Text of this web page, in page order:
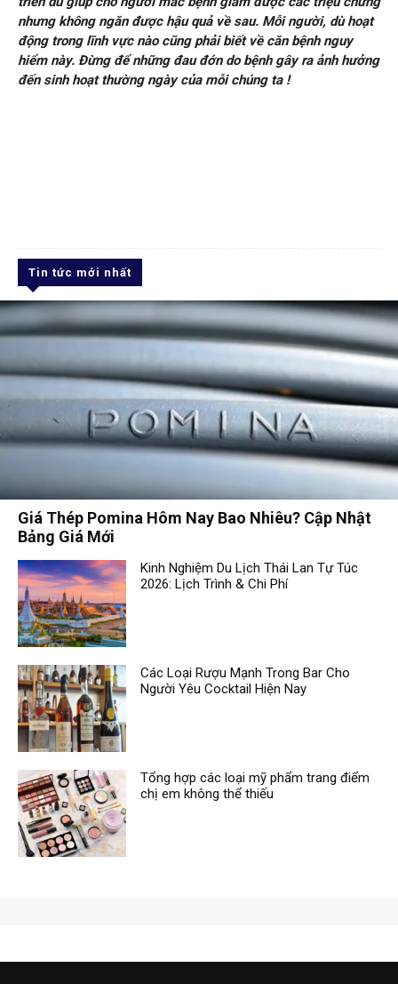
nhưng không ngăn được hậu quả về sau. Mỗi người, dù hoạt
động trong lĩnh vực nào cũng phải biết về căn bệnh nguy
hiểm này. Đừng để những đau đớn do bệnh gây ra ảnh hưởng
đến sinh hoạt thường ngày của mỗi chúng ta !
Tin tức mới nhất
Giá Thép Pomina Hôm Nay Bao Nhiêu? Cập Nhật
Bảng Giá Mới
Kinh Nghiệm Du Lịch Thái Lan Tự Túc
2026: Lịch Trình & Chi Phí
Các Loại Rượu Mạnh Trong Bar Cho
Người Yêu Cocktail Hiện Nay
Tổng hợp các loại mỹ phẩm trang điểm
chị em không thể thiếu